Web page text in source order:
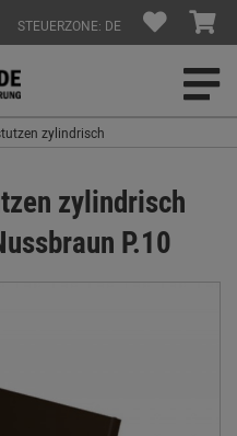
STEUERZONE: DE
zylindrisch
zylindrisch
P.10